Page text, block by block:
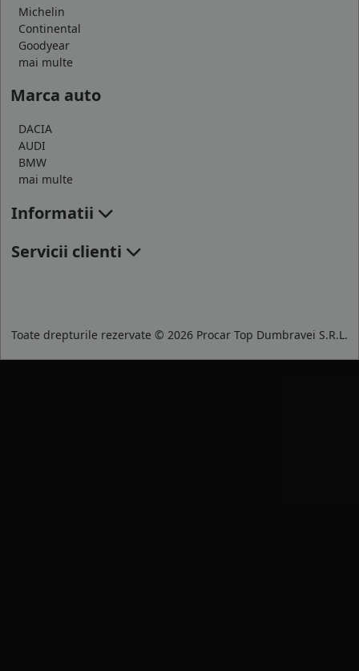
Michelin
Continental
Goodyear
mai multe
Marca auto
DACIA
AUDI
BMW
mai multe
Informatii
Servicii clienti
Toate drepturile rezervate © 2026 Procar Top Dumbravei S.R.L.